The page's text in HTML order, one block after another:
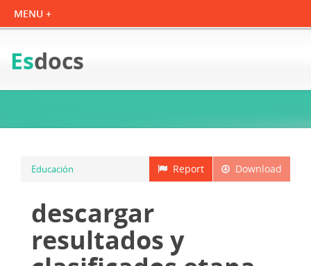
Esdocs
Download
Report
Educación
descargar
resultados y